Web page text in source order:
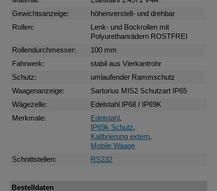
Gewichtsanzeige:
höhenverstell- und drehbar
Rollen:
Lenk- und Bockrollen mit
Polyurethanrädern ROSTFREI
Rollendurchmesser:
100 mm
Fahrwerk:
stabil aus Vierkantrohr
Schutz:
umlaufender Rammschutz
Waagenanzeige:
Sartorius MIS2 Schutzart IP65
Wägezelle:
Edelstahl IP68 / IP69K
Merkmale:
Edelstahl ,
IP69k Schutz,
Kalibrierung extern,
Mobile Waage
Schnittstellen:
RS232
Bestelldaten